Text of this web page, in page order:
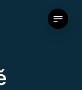
Menu